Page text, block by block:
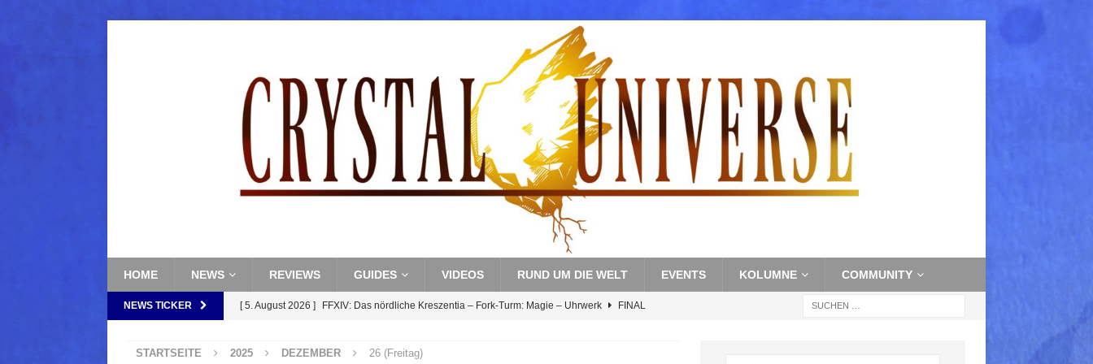
HOME NEWS REVIEWS GUIDES VIDEOS RUND UM DIE WELT EVENTS KOLUMNE COMMUNITY
NEWS TICKER [ 5. August 2026 ] FFXIV: Das nördliche Kreszentia – Fork-Turm: Magie – Uhrwerk FINAL
FFXIV: Das nördliche Kreszentia – Fork-Turm: Magie – Boss 3: Nekrophobia
STARTSEITE 2025 DEZEMBER 26 (Freitag)